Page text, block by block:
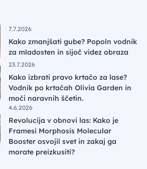
7.7.2026
Kako zmanjšati gube? Popoln vodnik
za mladosten in sijoč videz obraza
23.7.2026
Kako izbrati pravo krtačo za lase?
Vodnik po krtačah Olivia Garden in
moči naravnih ščetin.
4.6.2026
Revolucija v obnovi las: Kako je
Framesi Morphosis Molecular
Booster osvojil svet in zakaj ga
morate preizkusiti?